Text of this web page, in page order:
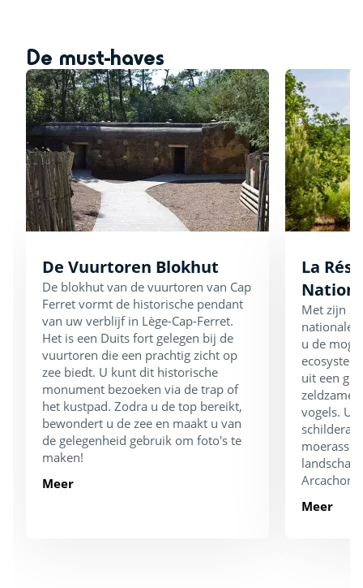
De must-haves
De Vuurtoren Blokhut
De blokhut van de vuurtoren van Cap
Ferret vormt de historische pendant
van uw verblijf in Lège-Cap-Ferret.
Het is een Duits fort gelegen bij de
vuurtoren die een prachtig zicht op
zee biedt. U kunt dit historische
monument bezoeken via de trap of
het kustpad. Zodra u de top bereikt,
bewondert u de zee en maakt u van
de gelegenheid gebruik om foto's te
maken!
Meer
La
Met zijn
nationale
u de
uit een
zeldzame
vogels. U
landschap
Arcachon
Meer